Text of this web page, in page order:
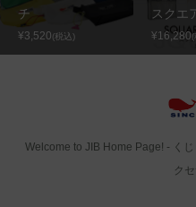
チ
¥3,520(税込)
スクエ
¥16,280(
Welcome to JIB Home Page! ‐ く
ク